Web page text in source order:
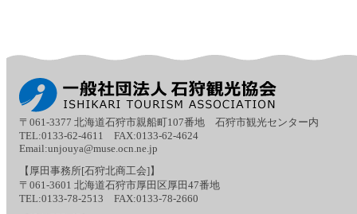
〒061-3377 北海道石狩市親船町107番地 石狩市観光センター内
TEL:0133-62-4611 FAX:0133-62-4624
Email:unjouya@muse.ocn.ne.jp
【厚田事務所[石狩北商工会]】
〒061-3601 北海道石狩市厚田区厚田47番地
TEL:0133-78-2513 FAX:0133-78-2660